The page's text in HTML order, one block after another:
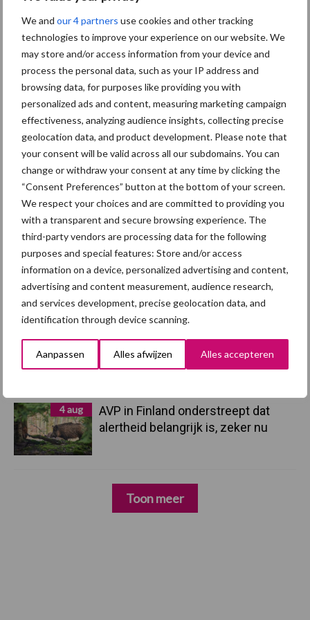
We and our 4 partners use cookies and other tracking
technologies to improve your experience on our website. We
may store and/or access information from your device and
process the personal data, such as your IP address and
browsing data, for purposes like providing you with
personalized ads and content, measuring marketing campaign
effectiveness, analyzing audience insights, collecting precise
geolocation data, and product development. Please note that
your consent will be valid across all our subdomains. You can
change or withdraw your consent at any time by clicking the
“Consent Preferences” button at the bottom of your screen.
We respect your choices and are committed to providing you
with a transparent and secure browsing experience. The
third-party vendors are processing data for the following
purposes and special features: Store and/or access
information on a device, personalized advertising and content,
advertising and content measurement, audience research,
and services development, precise geolocation data, and
identification through device scanning.
Aanpassen Alles afwijzen Alles accepteren
Primaire
Sidebar
Recent nieuws Partner nieuws
7 aug
Britse varkenssector vreest
afzetcrisis in het najaar
7 aug
Grondstoffenmarkt blijft grillig:
droogte en geopolitiek houden
handel in de greep
5 aug
“Vraag naar praktische
hygieneoplossingen is in Polen
groter dan ooit”
5 aug
Eliminatieprotocol voor
Mycoplasma hyopneumoniae
4 aug
AVP in Finland onderstreept dat
alertheid belangrijk is, zeker nu
Toon meer
Toon meer